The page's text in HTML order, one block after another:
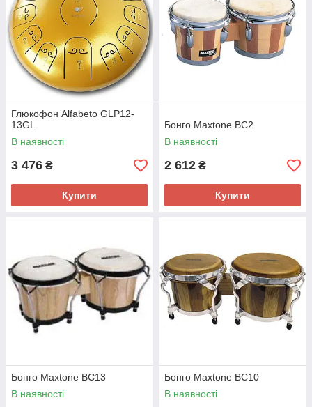
Глюкофон Alfabeto GLP12-
13GL
В наявності
3 476 ₴
Купити
Бонго Maxtone BC2
В наявності
2 612 ₴
Купити
Бонго Maxtone BC13
В наявності
Бонго Maxtone BC10
В наявності